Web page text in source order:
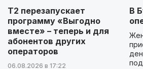
Т2 перезапускает
программу «Выгодно
вместе» – теперь и для
абонентов других
операторов
06.08.2026 в 17:22
В